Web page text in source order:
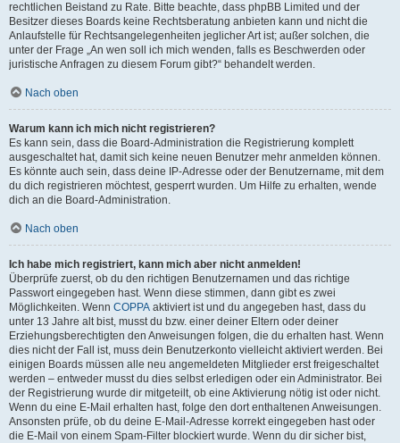
rechtlichen Beistand zu Rate. Bitte beachte, dass phpBB Limited und der
Besitzer dieses Boards keine Rechtsberatung anbieten kann und nicht die
Anlaufstelle für Rechtsangelegenheiten jeglicher Art ist; außer solchen, die
unter der Frage „An wen soll ich mich wenden, falls es Beschwerden oder
juristische Anfragen zu diesem Forum gibt?“ behandelt werden.
Nach oben
Warum kann ich mich nicht registrieren?
Es kann sein, dass die Board-Administration die Registrierung komplett
ausgeschaltet hat, damit sich keine neuen Benutzer mehr anmelden können.
Es könnte auch sein, dass deine IP-Adresse oder der Benutzername, mit dem
du dich registrieren möchtest, gesperrt wurden. Um Hilfe zu erhalten, wende
dich an die Board-Administration.
Nach oben
Ich habe mich registriert, kann mich aber nicht anmelden!
Überprüfe zuerst, ob du den richtigen Benutzernamen und das richtige
Passwort eingegeben hast. Wenn diese stimmen, dann gibt es zwei
Möglichkeiten. Wenn COPPA aktiviert ist und du angegeben hast, dass du
unter 13 Jahre alt bist, musst du bzw. einer deiner Eltern oder deiner
Erziehungsberechtigten den Anweisungen folgen, die du erhalten hast. Wenn
dies nicht der Fall ist, muss dein Benutzerkonto vielleicht aktiviert werden. Bei
einigen Boards müssen alle neu angemeldeten Mitglieder erst freigeschaltet
werden – entweder musst du dies selbst erledigen oder ein Administrator. Bei
der Registrierung wurde dir mitgeteilt, ob eine Aktivierung nötig ist oder nicht.
Wenn du eine E-Mail erhalten hast, folge den dort enthaltenen Anweisungen.
Ansonsten prüfe, ob du deine E-Mail-Adresse korrekt eingegeben hast oder
die E-Mail von einem Spam-Filter blockiert wurde. Wenn du dir sicher bist,